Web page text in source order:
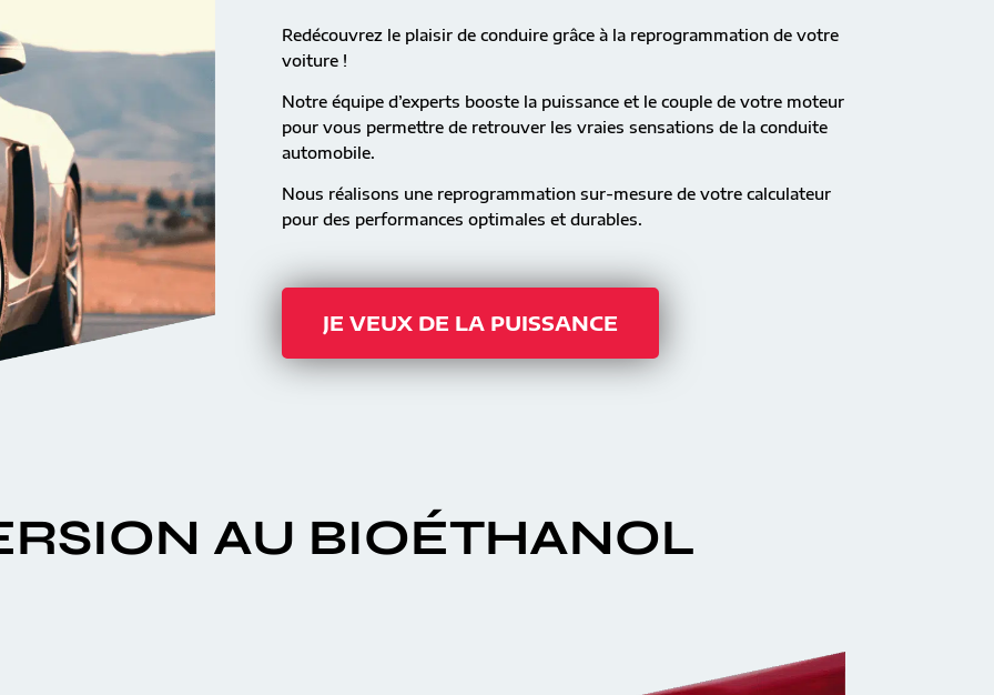
Redécouvrez le plaisir de conduire grâce à la reprogrammation de votre
voiture !
Notre équipe d’experts booste la puissance et le couple de votre moteur
pour vous permettre de retrouver les vraies sensations de la conduite
automobile.
Nous réalisons une reprogrammation sur-mesure de votre calculateur
pour des performances optimales et durables.
JE VEUX DE LA PUISSANCE
AU BIOÉTHANOL